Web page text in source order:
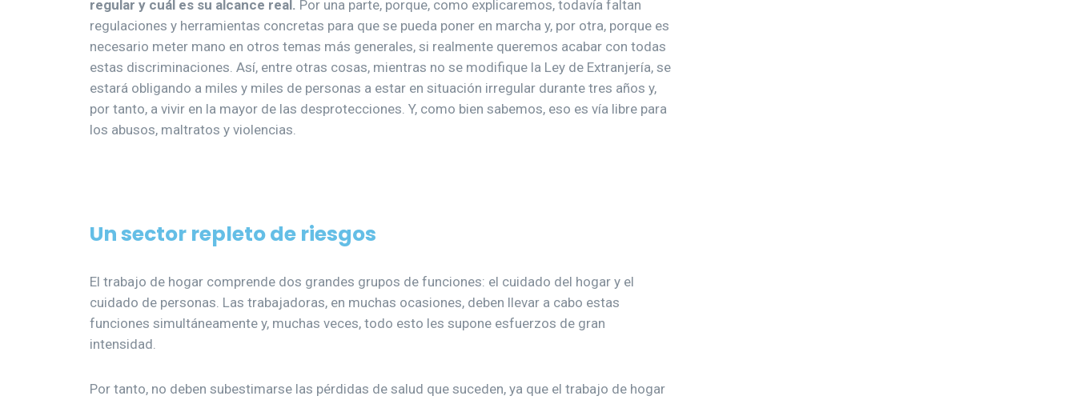
regular y cuál es su alcance real. Por una parte, porque, como explicaremos, todavía faltan
regulaciones y herramientas concretas para que se pueda poner en marcha y, por otra, porque es
necesario meter mano en otros temas más generales, si realmente queremos acabar con todas
estas discriminaciones. Así, entre otras cosas, mientras no se modifique la Ley de Extranjería, se
estará obligando a miles y miles de personas a estar en situación irregular durante tres años y,
por tanto, a vivir en la mayor de las desprotecciones. Y, como bien sabemos, eso es vía libre para
los abusos, maltratos y violencias.
Un sector repleto de riesgos
El trabajo de hogar comprende dos grandes grupos de funciones: el cuidado del hogar y el
cuidado de personas. Las trabajadoras, en muchas ocasiones, deben llevar a cabo estas
funciones simultáneamente y, muchas veces, todo esto les supone esfuerzos de gran
intensidad.
Por tanto, no deben subestimarse las pérdidas de salud que suceden, ya que el trabajo de hogar